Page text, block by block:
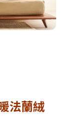
法蘭絨